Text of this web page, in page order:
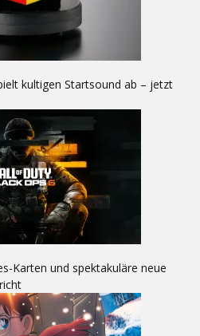
kultigen Startsound ab – jetzt
Karten und spektakuläre neue